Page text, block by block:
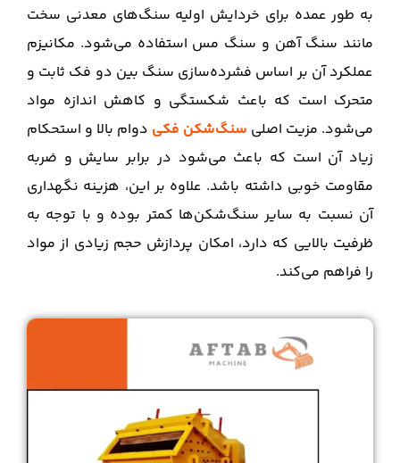
به طور عمده برای خردایش اولیه سنگ‌های معدنی سخت
مانند سنگ آهن و سنگ مس استفاده می‌شود. مکانیزم
عملکرد آن بر اساس فشرده‌سازی سنگ بین دو فک ثابت و
متحرک است که باعث شکستگی و کاهش اندازه مواد
می‌شود. مزیت اصلی سنگ‌شکن فکی دوام بالا و استحکام
زیاد آن است که باعث می‌شود در برابر سایش و ضربه
مقاومت خوبی داشته باشد. علاوه بر این، هزینه نگهداری
آن نسبت به سایر سنگ‌شکن‌ها کمتر بوده و با توجه به
ظرفیت بالایی که دارد، امکان پردازش حجم زیادی از مواد
را فراهم می‌کند.